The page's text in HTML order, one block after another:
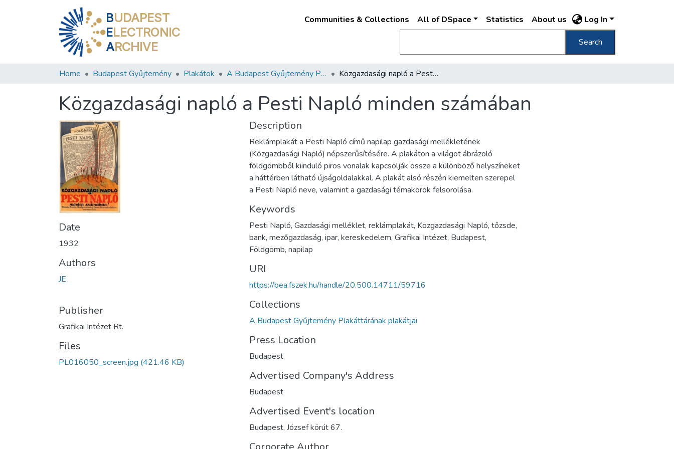
BUDAPEST
ELECTRONIC
ARCHIVE
Communities & Collections All of DSpace Statistics About us Log In
Search
Home Budapest Gyűjtemény Plakátok A Budapest Gyűjtemény Plakáttárának plakátjai Közgazdasági napló a Pesti Napló minden számában
Közgazdasági napló a Pesti Napló minden számában
Date
1932
Authors
JE
Publisher
Grafikai Intézet Rt.
Files
PL016050_screen.jpg (421.46 KB)
Description
Reklámplakát a Pesti Napló című napilap gazdasági mellékletének
(Közgazdasági Napló) népszerűsítésére. A plakáton a világot ábrázoló
földgömbből kiinduló piros vonalak kapcsolják össze a különböző helyszíneket
a háttérben látható újságoldalakkal. A plakát alsó részén kiemelten szerepel
a Pesti Napló neve, valamint a gazdasági témakörök felsorolása.
Keywords
Pesti Napló, Gazdasági melléklet, reklámplakát, Közgazdasági Napló, tőzsde,
bank, mezőgazdaság, ipar, kereskedelem, Grafikai Intézet, Budapest,
Földgömb, napilap
URI
https://bea.fszek.hu/handle/20.500.14711/59716
Collections
A Budapest Gyűjtemény Plakáttárának plakátjai
Press Location
Budapest
Advertised Company's Address
Budapest
Advertised Event's location
Budapest, József körút 67.